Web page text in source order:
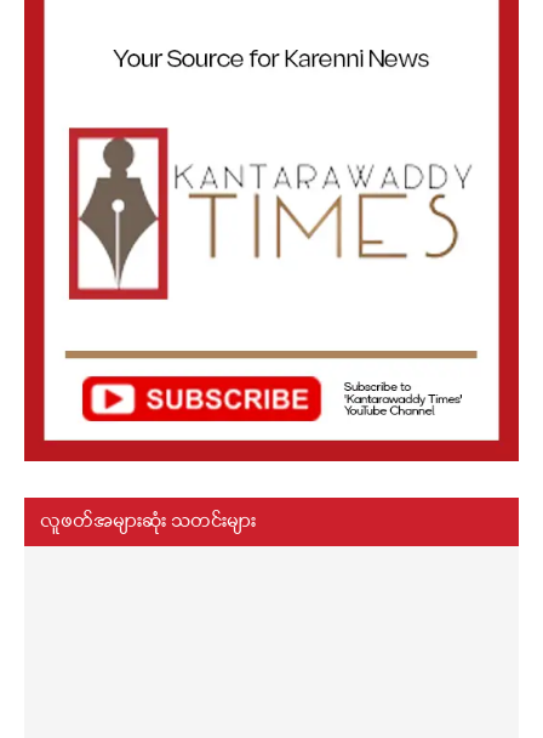
လူဖတ်အများဆုံး သတင်းများ